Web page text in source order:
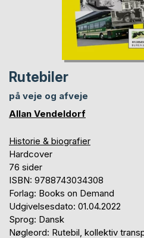
Rutebiler
på veje og afveje
Allan Vendeldorf
Historie & biografier
Hardcover
76 sider
ISBN: 9788743034308
Forlag: Books on Demand
Udgivelsesdato: 01.04.2022
Sprog: Dansk
Nøgleord: Rutebil, kollektiv